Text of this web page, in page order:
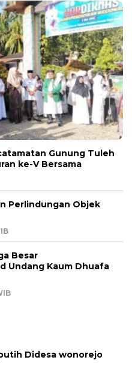
Gunung Tuleh
ke-V Bersama
Perlindungan Objek
Besar
Undang Kaum Dhuafa
Didesa wonorejo